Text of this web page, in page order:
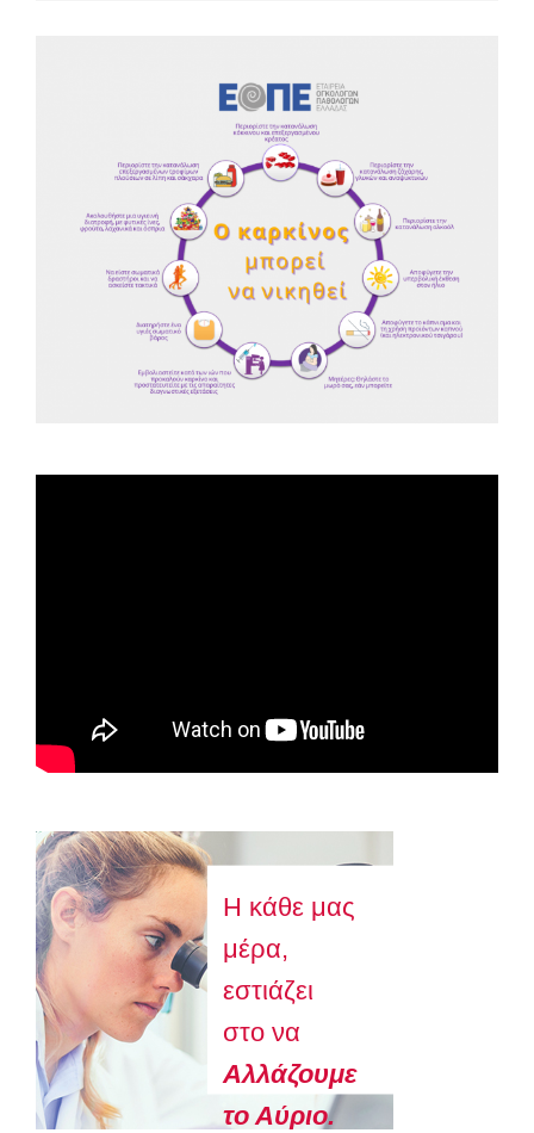
Η κάθε μας
μέρα,
εστιάζει
στο να
Aλλάζουμε
το Αύριο.